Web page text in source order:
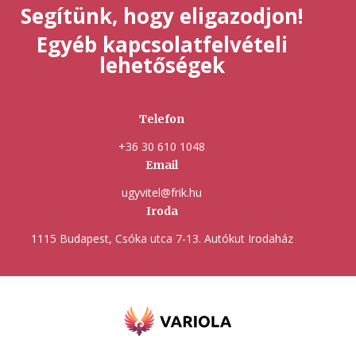
Segítünk, hogy eligazodjon!
Egyéb kapcsolatfelvételi
lehetőségek
Telefon
+36 30 610 1048
Email
ugyvitel@frik.hu
Iroda
1115 Budapest, Csóka utca 7-13. Autókut Irodaház